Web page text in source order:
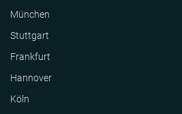
München
Stuttgart
Frankfurt
Hannover
Köln